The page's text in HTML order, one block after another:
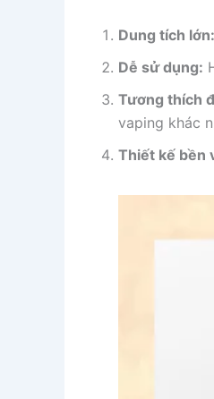
Dung tích lớn:
Dễ sử dụng:
Tương thích
vaping khác
Thiết kế bền